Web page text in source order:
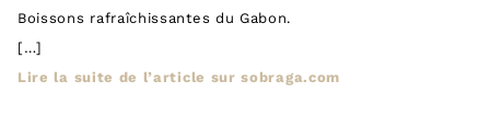
Boissons rafraîchissantes du Gabon.
[…]
Lire la suite de l’article sur sobraga.com